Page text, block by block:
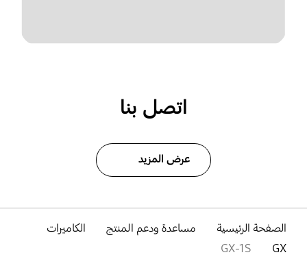
اتصل بنا
عرض المزيد
الصفحة الرئيسية مساعدة ودعم المنتج
الكاميرات
GX
GX-1S